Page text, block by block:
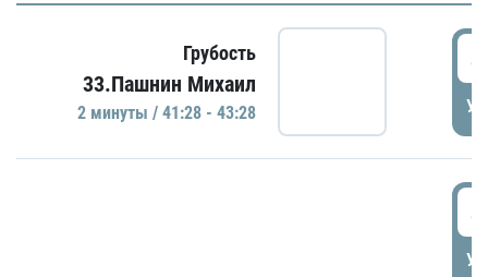
Грубость
33.Пашнин Михаил
2 минуты / 41:28 - 43:28